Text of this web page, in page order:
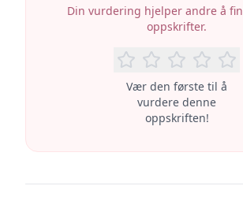
Din vurdering hjelper andre å
oppskrifter.
Vær den første til å
vurdere denne
oppskriften!